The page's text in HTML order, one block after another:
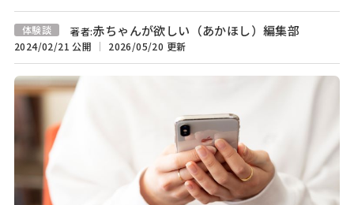
体験談 著者:赤ちゃんが欲しい（あかほし）編集部
2024/02/21 公開 2026/05/20 更新